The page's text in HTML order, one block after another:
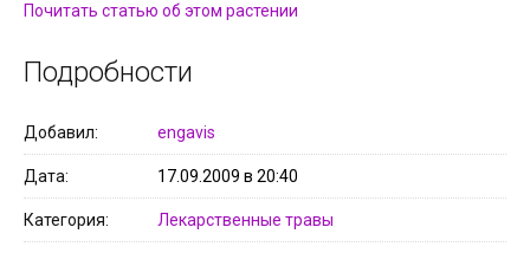
Мобильный:
E-mail:admin@medvestnic.ru
Форма обратной связи
Почитать статью об этом растении
Подробности
Добавил engavis
Дата 17.09.2009 в 20:40
Категория Лекарственные травы